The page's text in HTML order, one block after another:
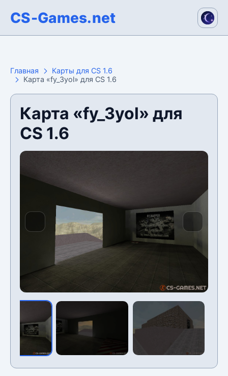
CS-Games.net
Главная
Карты для CS 1.6
Карта «fy_3yol» для CS 1.6
Карта «fy_3yol» для
CS 1.6